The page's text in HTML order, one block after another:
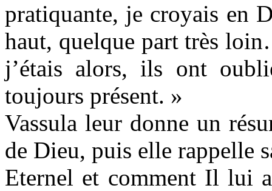
pratiquante, je croyais en
haut, quelque part très
j’étais alors, ils ont
toujours présent. »
Vassula leur donne un
de Dieu, puis elle rappelle
Eternel et comment Il lui